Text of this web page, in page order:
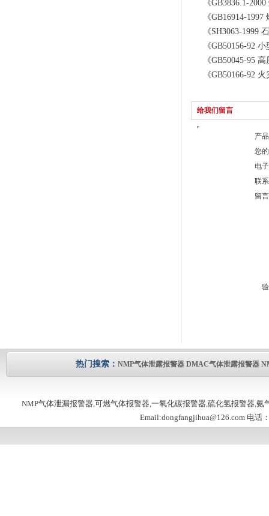
《GB3836.1-
《GB16914-
《SH3063-1999
《GB50156-92
《GB50045-95
《GB50166-92
给我们留言
产
您
电
联
留
热门搜索： NMP气体泄露报警器 DMAC气体泄露报警器
NMP气体泄漏报警器,可燃气体报警器,一氧化碳报警器,硫化氢报警器,
Email:dongfangjihua@126.com 电话